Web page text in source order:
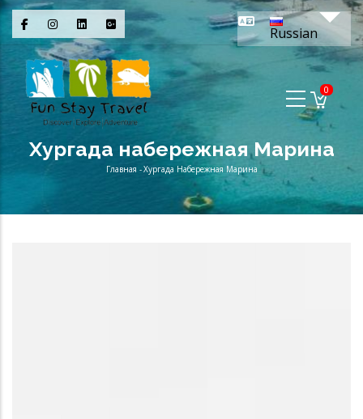
Перейти
основному
содержанию
Russian
0
Хургада набережная Марина
Строка
навигации
Главная -Хургада Набережная Марина